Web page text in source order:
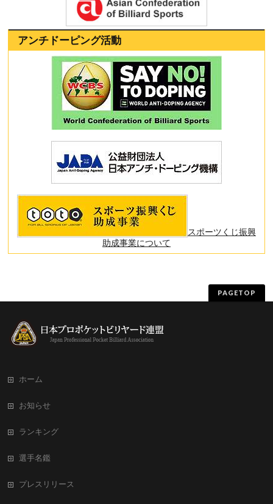
アンチドーピング活動
スポーツくじ振興
助成事業について
PAGETOP
ホーム
お知らせ
ランキング
選手名鑑
プレスリリース